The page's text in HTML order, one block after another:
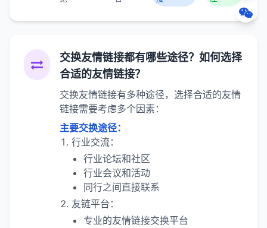
交换友情链接都有哪些途径？如何选择
合适的友情链接？
交换友情链接有多种途径，选择合适的友情
链接需要考虑多个因素：
主要交换途径：
行业交流：
行业论坛和社区
行业会议和活动
同行之间直接联系
友链平台：
专业的友情链接交换平台